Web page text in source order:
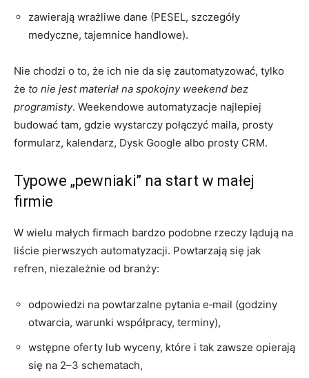
zawierają wrażliwe dane (PESEL, szczegóły
medyczne, tajemnice handlowe).
Nie chodzi o to, że ich nie da się zautomatyzować, tylko
że to nie jest materiał na spokojny weekend bez
programisty. Weekendowe automatyzacje najlepiej
budować tam, gdzie wystarczy połączyć maila, prosty
formularz, kalendarz, Dysk Google albo prosty CRM.
Typowe „pewniaki” na start w małej
firmie
W wielu małych firmach bardzo podobne rzeczy lądują na
liście pierwszych automatyzacji. Powtarzają się jak
refren, niezależnie od branży:
odpowiedzi na powtarzalne pytania e‑mail (godziny
otwarcia, warunki współpracy, terminy),
wstępne oferty lub wyceny, które i tak zawsze opierają
się na 2–3 schematach,